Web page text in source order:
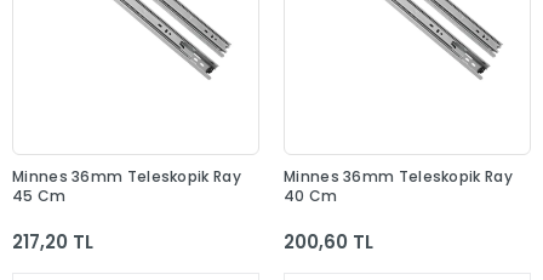
Minnes 36mm Teleskopik Ray
45 Cm
217,20 TL
Minnes 36mm Teleskopik Ray
40 Cm
200,60 TL